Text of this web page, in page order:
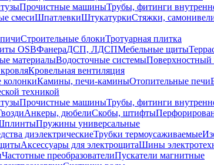
Прочистные машиныТрубы, фитинги
смесиШпатлевкиШтукатуркиСтяжки,
Строительные блокиТротуарная плитка
OSBФанераДСП, ЛДСПМебельные щиты
материалыВодосточные системыПоверхностный
Кровельная вентиляция
колонкиКамины, печи-каминыОтопительные печи
техникой
Прочистные машиныТрубы, фитинги
Анкеры, дюбелиСкобы, штифты
Пружины универсальные
диэлектрическиеТрубки термоусаживаемые
Аксессуары для электрощитаШины
Частотные преобразователиПускатели магнитные